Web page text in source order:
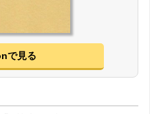
で見る